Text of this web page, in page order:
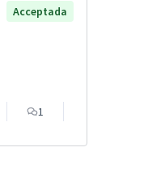
Acceptada
1